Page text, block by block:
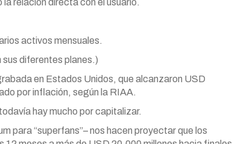
relación directa con el usuario.
activos mensuales.
diferentes planes.)
en Estados Unidos, que alcanzaron USD
por inflación, según la RIAA.
hay mucho por capitalizar.
para “superfans”– nos hacen proyectar que los